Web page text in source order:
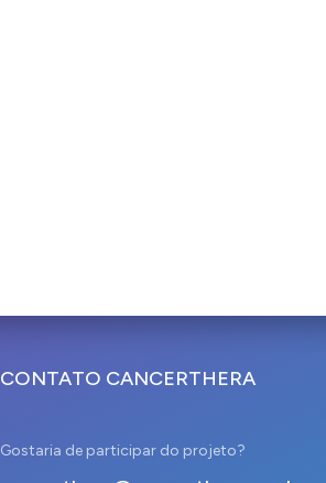
CONTATO CANCERTHERA
Gostaria de participar do projeto?